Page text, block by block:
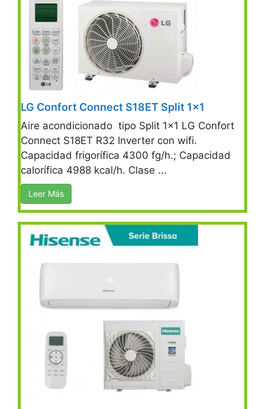
LG Confort Connect S18ET Split 1×1
Aire acondicionado tipo Split 1×1 LG Confort
Connect S18ET R32 Inverter con wifi.
Capacidad frigorífica 4300 fg/h.; Capacidad
calorífica 4988 kcal/h. Clase ...
Leer Más